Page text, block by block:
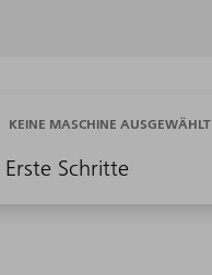
Erste Schritte
KEINE MASCHINE AUSGEWÄHLT